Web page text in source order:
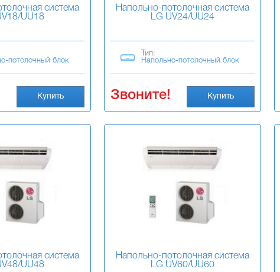
система
UU18
потолочный блок
Купить
Напольно-потолочная система
LG UV24/UU24
Тип:
Напольно-потолочный блок
Звоните! Купить
система
UU48
Напольно-потолочная система
LG UV60/UU60